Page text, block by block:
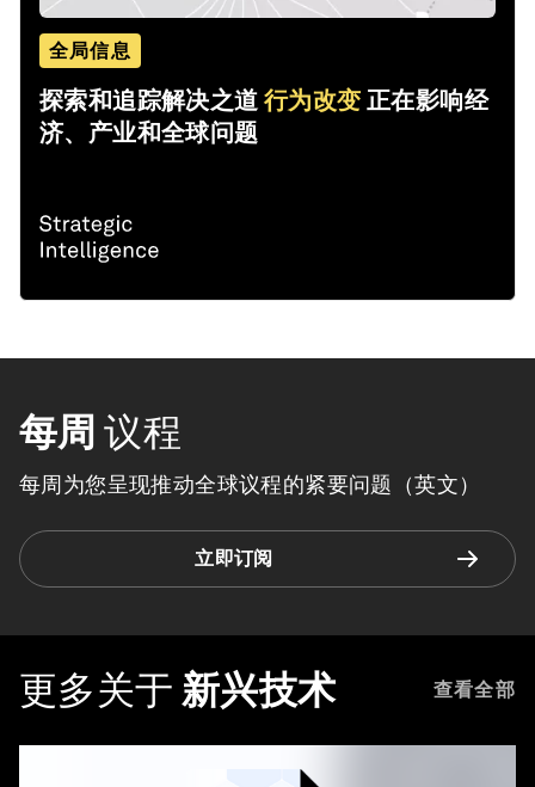
全局信息
探索和追踪解决之道行为改变 正在影响经
济、产业和全球问题
每周 议程
每周为您呈现推动全球议程的紧要问题（英文）
立即订阅
更多关于 新兴技术 查看全部